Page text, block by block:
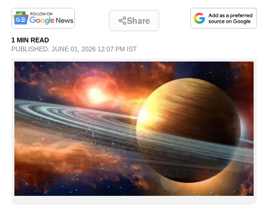
PHOTOS
LIFESTYLE
SPIRITUAL
INFO+
ART
ASTRO
Share
1 MIN READ
PUBLISHED: JUNE 01, 2026 12:07 PM IST